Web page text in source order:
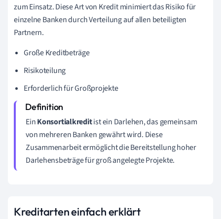
zum Einsatz. Diese Art von Kredit minimiert das Risiko für
einzelne Banken durch Verteilung auf allen beteiligten
Partnern.
Große Kreditbeträge
Risikoteilung
Erforderlich für Großprojekte
EinKonsortialkreditist ein Darlehen, das gemeinsam
von mehreren Banken gewährt wird. Diese
Zusammenarbeit ermöglicht die Bereitstellung hoher
Darlehensbeträge für groß angelegte Projekte.
Kreditarten einfach erklärt